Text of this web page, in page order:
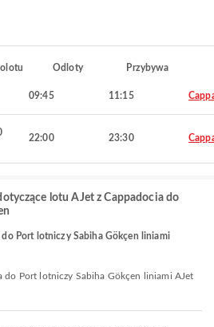
Odloty Przybywa
09:45 11:15
22:00 23:30
lotu AJet z Cappadocia do
do Port lotniczy Sabiha Gökçen liniami